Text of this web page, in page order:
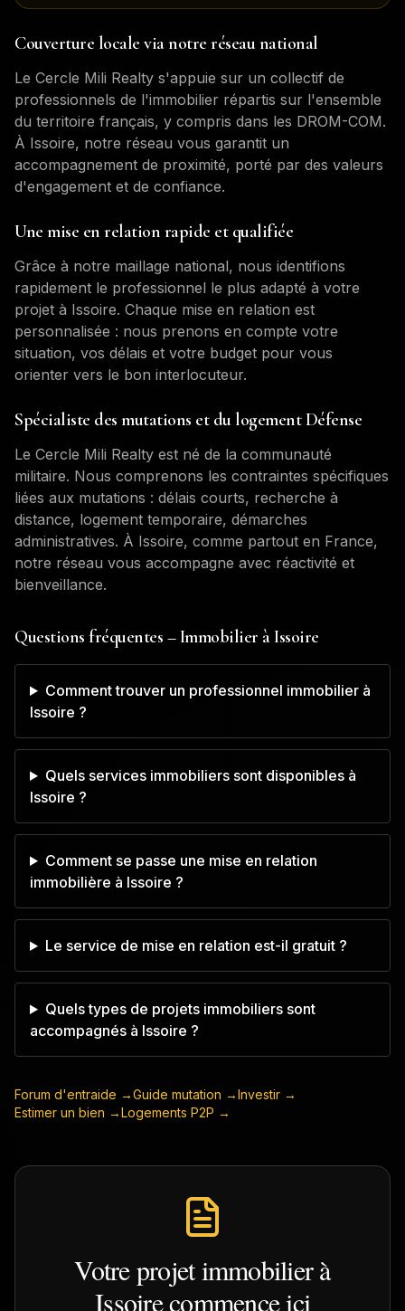
Couverture locale via notre réseau national
Le Cercle Mili Realty s'appuie sur un collectif de
professionnels de l'immobilier répartis sur l'ensemble
du territoire français, y compris dans les DROM-COM.
À Issoire, notre réseau vous garantit un
accompagnement de proximité, porté par des valeurs
d'engagement et de confiance.
Une mise en relation rapide et qualifiée
Grâce à notre maillage national, nous identifions
rapidement le professionnel le plus adapté à votre
projet à Issoire. Chaque mise en relation est
personnalisée : nous prenons en compte votre
situation, vos délais et votre budget pour vous
orienter vers le bon interlocuteur.
Spécialiste des mutations et du logement Défense
Le Cercle Mili Realty est né de la communauté
militaire. Nous comprenons les contraintes spécifiques
liées aux mutations : délais courts, recherche à
distance, logement temporaire, démarches
administratives. À Issoire, comme partout en France,
notre réseau vous accompagne avec réactivité et
bienveillance.
Questions fréquentes – Immobilier àIssoire
Comment trouver un professionnel immobilier à
Issoire ?
Quels services immobiliers sont disponibles à
Issoire ?
Comment se passe une mise en relation
immobilière à Issoire ?
Le service de mise en relation est-il gratuit ?
Quels types de projets immobiliers sont
accompagnés à Issoire ?
Forum d'entraide →Guide mutation →Investir →
Estimer un bien →Logements P2P →
Votre projet immobilier à
Issoirecommence ici